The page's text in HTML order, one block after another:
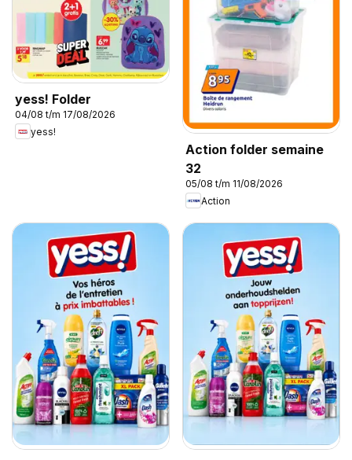
yess! Folder
04/08 t/m 17/08/2026
yess!
Action folder semaine
32
05/08 t/m 11/08/2026
Action